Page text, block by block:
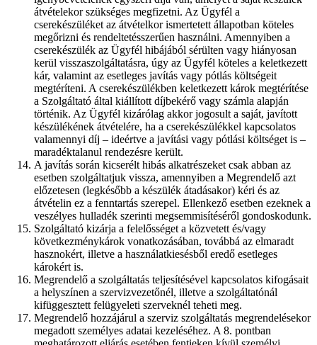
átvételekor szükséges megfizetni. Az Ügyfél a
cserekészüléket az átvételkor ismertetett állapotban köteles
megőrizni és rendeltetésszerűen használni. Amennyiben a
cserekészülék az Ügyfél hibájából sérülten vagy hiányosan
kerül visszaszolgáltatásra, úgy az Ügyfél köteles a keletkezett
kár, valamint az esetleges javítás vagy pótlás költségeit
megtéríteni. A cserekészülékben keletkezett károk megtérítése
a Szolgáltató által kiállított díjbekérő vagy számla alapján
történik. Az Ügyfél kizárólag akkor jogosult a saját, javított
készülékének átvételére, ha a cserekészülékkel kapcsolatos
valamennyi díj – ideértve a javítási vagy pótlási költséget is –
maradéktalanul rendezésre került.
A javítás során kicserélt hibás alkatrészeket csak abban az
esetben szolgáltatjuk vissza, amennyiben a Megrendelő azt
előzetesen (legkésőbb a készülék átadásakor) kéri és az
átvételin ez a fenntartás szerepel. Ellenkező esetben ezeknek a
veszélyes hulladék szerinti megsemmisítéséről gondoskodunk.
Szolgáltató kizárja a felelősséget a közvetett és/vagy
következménykárok vonatkozásában, továbbá az elmaradt
hasznokért, illetve a használatkiesésből eredő esetleges
károkért is.
Megrendelő a szolgáltatás teljesítésével kapcsolatos kifogásait
a helyszínen a szervizvezetőnél, illetve a szolgáltatónál
kifüggesztett felügyeleti szerveknél teheti meg.
Megrendelő hozzájárul a szerviz szolgáltatás megrendelésekor
megadott személyes adatai kezeléséhez. A 8. pontban